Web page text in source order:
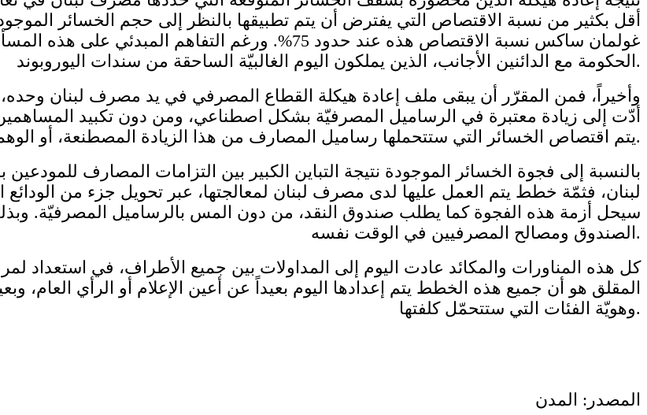
أقل بكثير من نسبة الاقتصاص التي يفترض أن يتم تطبيقها بالنظر إلى حجم الخسائر
غولمان ساكس نسبة الاقتصاص هذه عند حدود 75%. ورغم
الحكومة مع الدائنين الأجانب، الذين يملكون اليوم الغالبيّة الساحقة من سندات اليوروبوند.
وأخيراً، فمن المقرّر أن يبقى ملف إعادة هيكلة القطاع المصرفي في يد مصرف لبنان وحده،
أدّت إلى زيادة معتبرة في الرساميل المصرفيّة بشكل اصطناعي، ومن دون تكبيد
يتم اقتصاص الخسائر التي ستتحملها رساميل المصارف من هذا الزيادة المصطنعة، أو الوهميّة، ما سيجنّب أصحاب المصارف كلفة الخسائر القاسية.
بالنسبة إلى فجوة الخسائر الموجودة نتيجة التباين الكبير بين التزامات المصارف
لبنان، فثمّة خطط يتم العمل عليها لدى مصرف لبنان لمعالجتها، عبر تحويل جزء من الودائع
سيحل أزمة هذه الفجوة كما يطلب صندوق النقد، من دون المس بالرساميل المصرفيّة.
الصندوق ومصالح المصرفيين في الوقت نفسه.
كل هذه المناورات والمكائد عادت اليوم إلى المداولات بين جميع الأطراف، في استعداد
المقلق هو أن جميع هذه الخطط يتم إعدادها اليوم بعيداً عن أعين الإعلام أو الرأي العام،
وهويّة الفئات التي ستتحمّل كلفتها.
المصدر: المدن